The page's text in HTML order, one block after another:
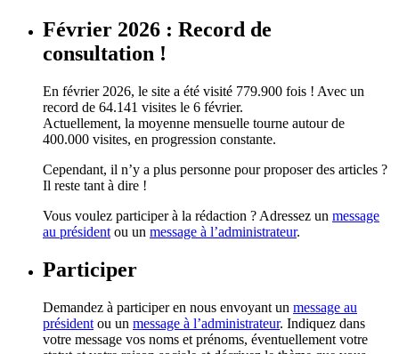
Février 2026 : Record de
consultation !
En février 2026, le site a été visité 779.900 fois ! Avec un
record de 64.141 visites le 6 février.
Actuellement, la moyenne mensuelle tourne autour de
400.000 visites, en progression constante.
Cependant, il n’y a plus personne pour proposer des articles ?
Il reste tant à dire !
Vous voulez participer à la rédaction ? Adressez un message
au président ou un message à l’administrateur.
Participer
Demandez à participer en nous envoyant un message au
président ou un message à l’administrateur. Indiquez dans
votre message vos noms et prénoms, éventuellement votre